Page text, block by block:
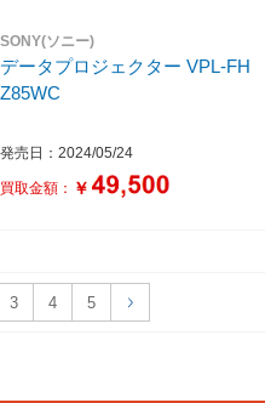
SONY(ソニー)
データプロジェクター VPL-FH
Z85WC
発売日：2024/05/24
買取金額： ￥
3 4 5